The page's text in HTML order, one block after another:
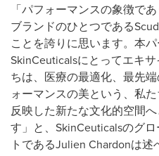
「パフォーマンスの象徴で
ブランドのひとつである
ことを誇りに思います。本パ
SkinCeuticalsにとってエキ
ちは、医療の最適化、最先
ォーマンスの美という、私
反映した新たな文化的空間
す」と、SkinCeuticalsのグ
トであるJulien Chardonは述